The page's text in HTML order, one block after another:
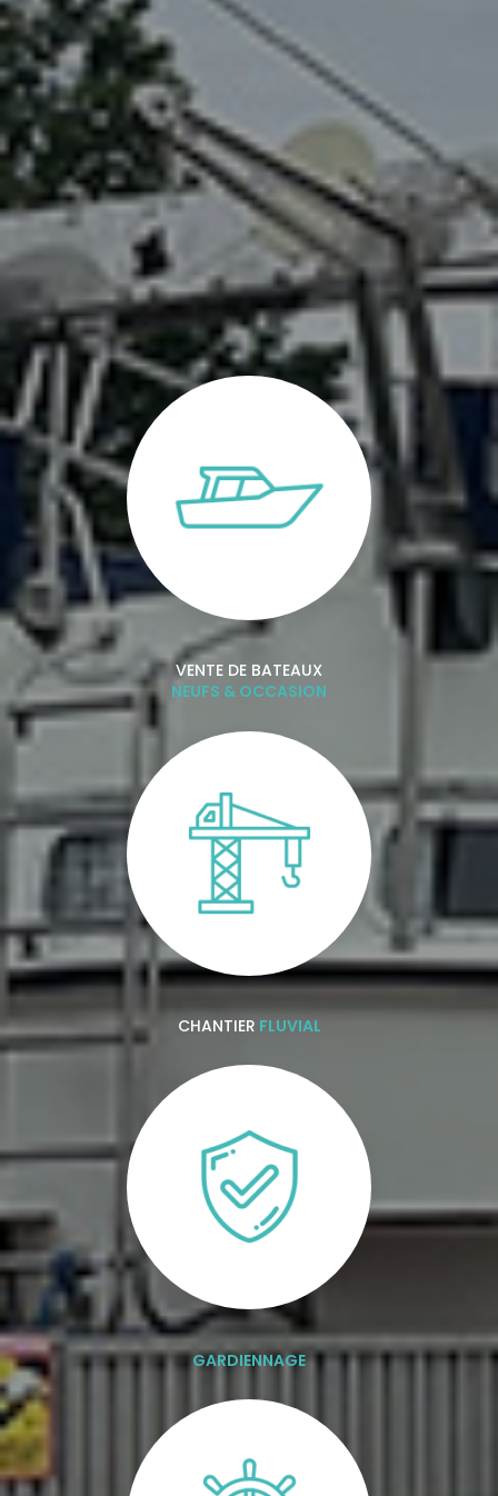
VENTE DE BATEAUX
NEUFS & OCCASION
CHANTIER FLUVIAL
GARDIENNAGE